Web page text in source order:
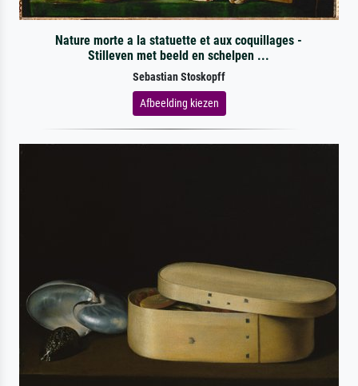
Nature morte a la statuette et aux coquillages -
Stilleven met beeld en schelpen ...
Sebastian Stoskopff
Afbeelding kiezen